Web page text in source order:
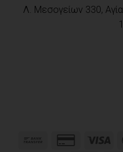
Λ. Μεσογείων 330,